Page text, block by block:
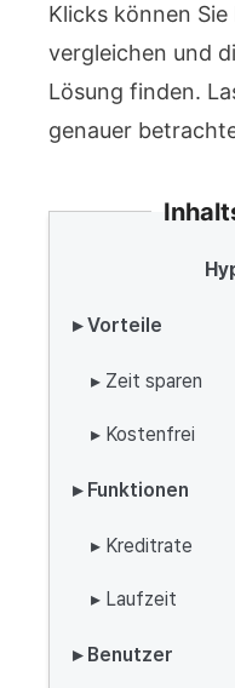
Klicks können
vergleichen und
Lösung finden.
genauer
▸ Vorteile
▸ Zeit sparen
▸ Kostenfrei
▸ Funktionen
▸ Kreditrate
▸ Laufzeit
▸ Benutzer